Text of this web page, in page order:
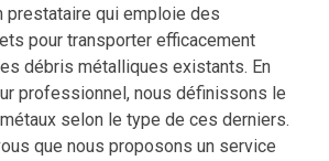
prestataire qui emploie des
pour transporter efficacement
débris métalliques existants. En
professionnel, nous définissons le
selon le type de ces derniers.
que nous proposons un service